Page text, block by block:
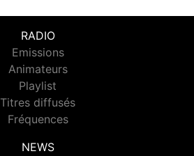
RADIO
Emissions
Animateurs
Playlist
Titres diffusés
Fréquences
NEWS